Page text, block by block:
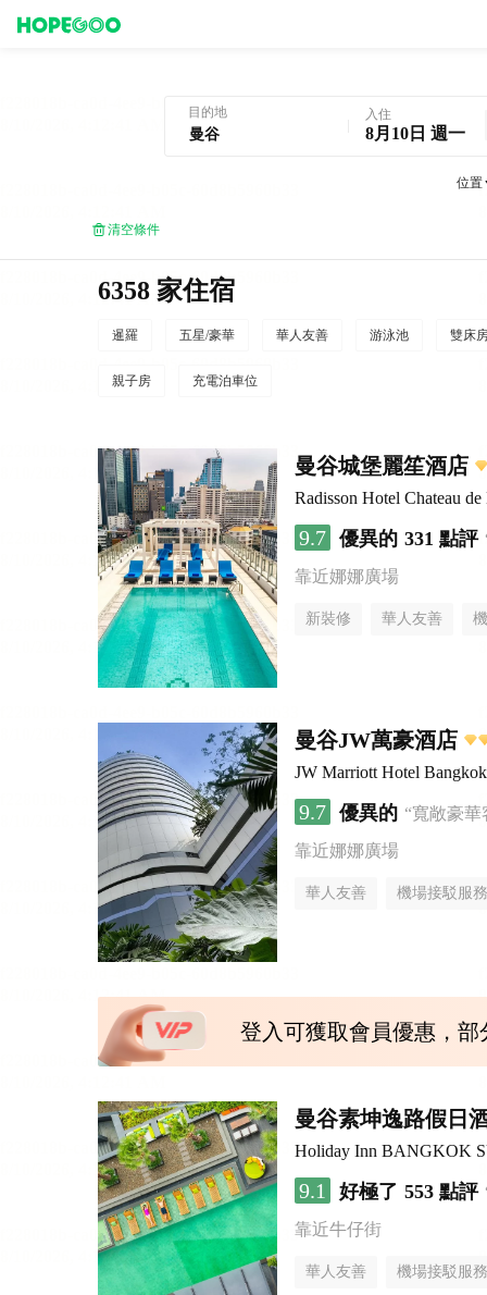
目的地 入住
8月10日 週一
位置
清空條件
6358 家住宿
暹羅 五星/豪華 華人友善 游泳池 雙床
親子房 充電泊車位
曼谷城堡麗笙酒店
Radisson Hotel Chateau
9.7 優異的 331 點評
靠近娜娜廣場
新裝修 華人友善
曼谷JW萬豪酒店
JW Marriott Hotel Bangkok
9.7 優異的 “寬敞豪
靠近娜娜廣場
華人友善 機場接駁服務
登入可獲取會員優惠，
曼谷素坤逸路假日
Holiday Inn BANGKOK
9.1 好極了 553 點評
靠近牛仔街
華人友善 機場接駁服務